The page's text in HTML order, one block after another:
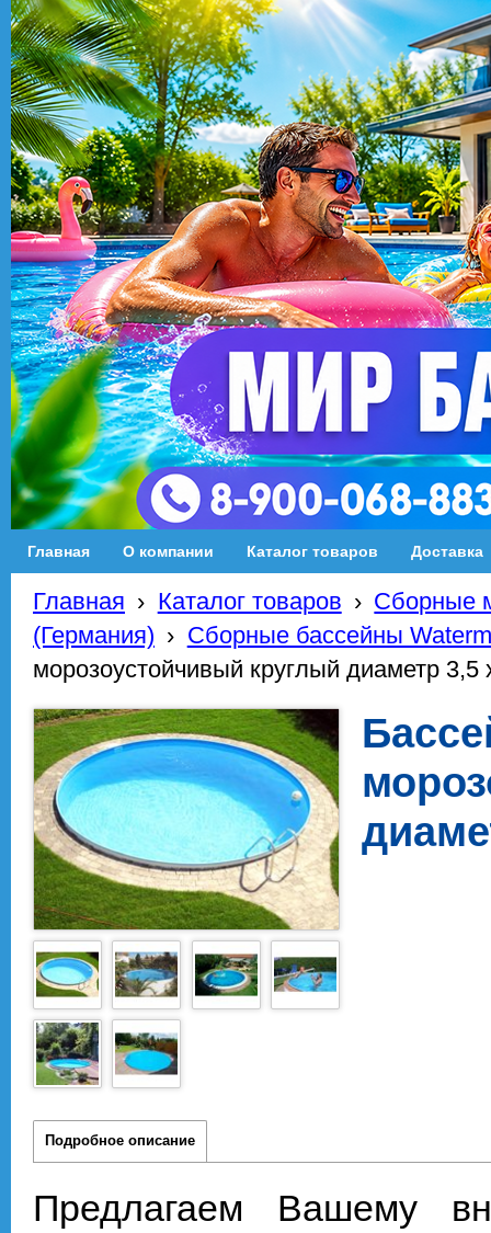
Главная О компании Каталог товаров Доставка
Главная › Каталог товаров › Сборные
(Германия) › Сборные бассейны
морозоустойчивый круглый диаметр 3,5
Подробное описание
Предлагаем Вашему